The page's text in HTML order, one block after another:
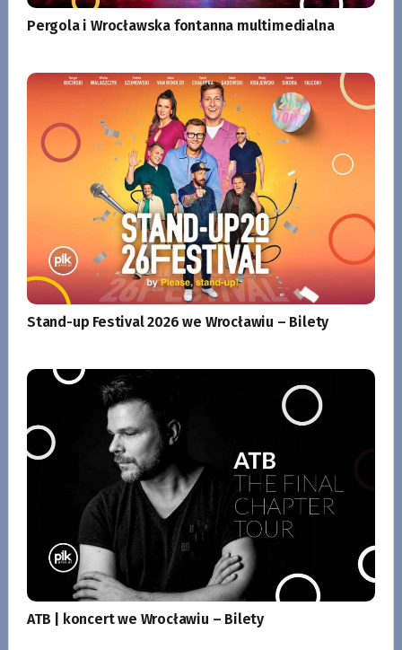
Pergola i Wrocławska fontanna multimedialna
Stand-up Festival 2026 we Wrocławiu – Bilety
ATB | koncert we Wrocławiu – Bilety